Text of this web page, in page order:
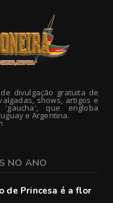
divulgação gratuita de
shows, artigos e
que engloba
e Argentina.
NO ANO
de Princesa é a flor